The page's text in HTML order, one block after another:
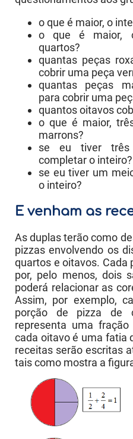
o que é maior, o
o que é maior,
quartos?
quantas peças
cobrir uma peça
quantas peças
para cobrir uma
quantos oitavos
o que é maior,
marrons?
se eu tiver três
completar o inteiro?
se eu tiver um
o inteiro?
E venham as
As duplas terão como
pizzas envolvendo os
quartos e oitavos. Cada
por, pelo menos, dois
poderá relacionar as
Assim, por exemplo,
porção de pizza de
representa uma
cada oitavo é uma fatia
receitas serão escritas
tais como mostra a